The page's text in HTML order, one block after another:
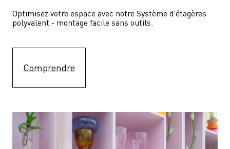
Optimisez votre espace avec notre Système d'étagères
polyvalent - montage facile sans outils.
Comprendre